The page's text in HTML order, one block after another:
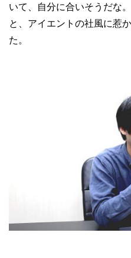
いて、自分に合いそうだな。
と、アイエントの社風に惹
た。